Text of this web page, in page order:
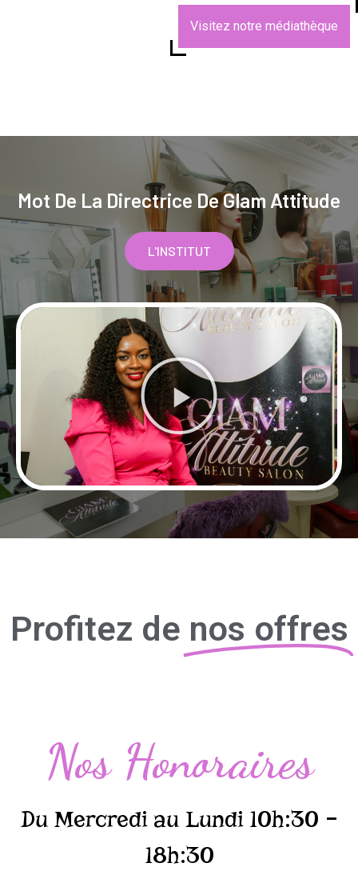
Visitez notre médiathèque
Mot De La Directrice De Glam Attitude
L'INSTITUT
Profitez de nos offres
Nos Honoraires
Du Mercredi au Lundi 10h:30 –
18h:30